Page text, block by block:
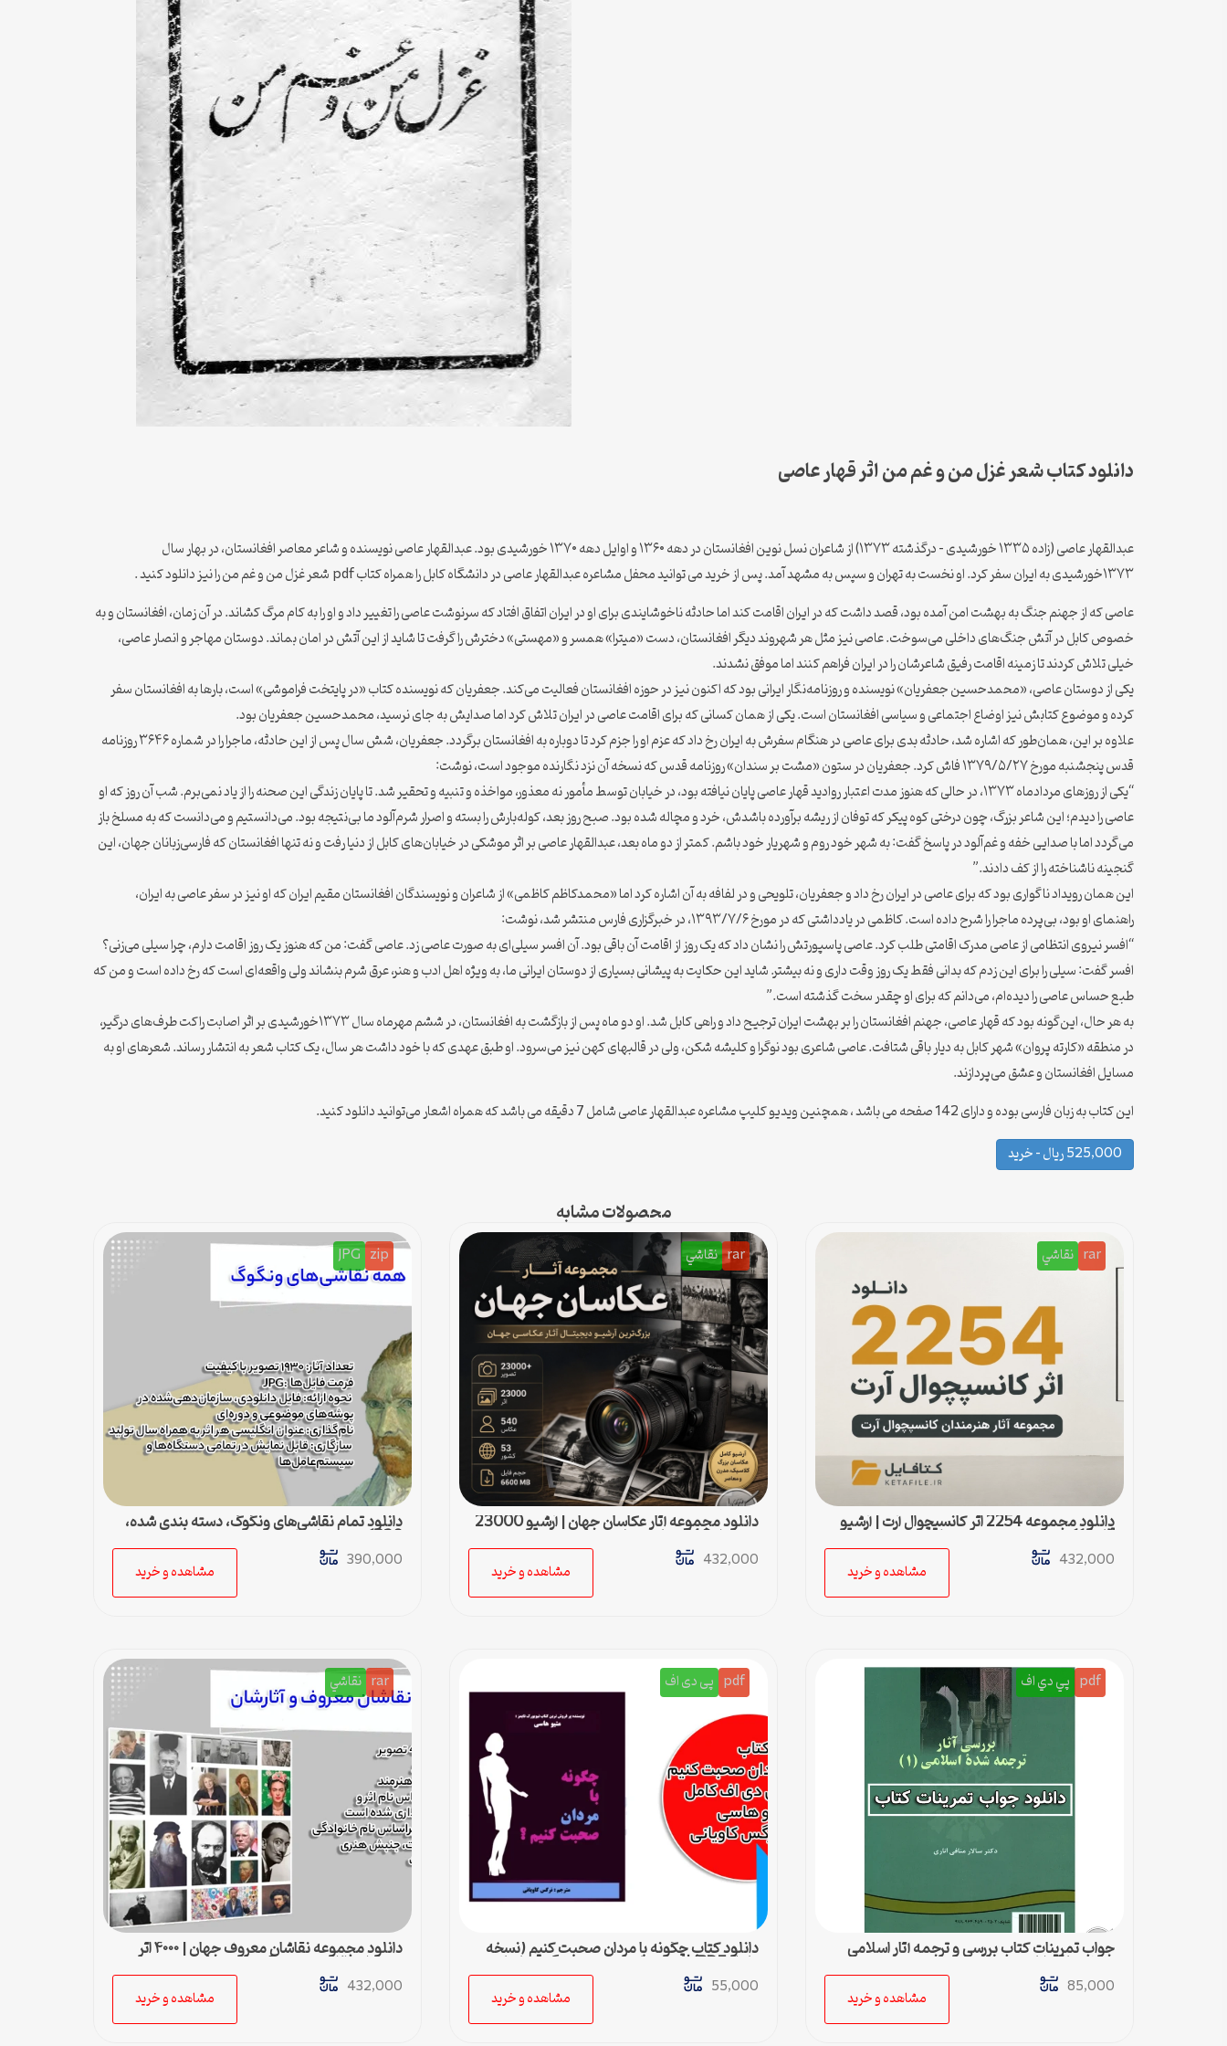
دانلود کتاب شعر غزل من و غم من اثر قهار عاصی
عبدالقهار عاصی (زاده ۱۳۳۵ خورشیدی – درگذشته ۱۳۷۳) از شاعران نسل نوین افغانستان در دهه ۱۳۶۰ و اوایل دهه ۱۳۷۰ خورشیدی بود. عبدالقهار عاصی نویسنده و شاعر معاصر افغانستان، در بهار سال
۱۳۷۳خورشیدی به ایران سفر کرد. او نخست به تهران و سپس به مشهد آمد. پس از خرید می توانید محفل مشاعره عبدالقهار عاصی در دانشگاه کابل را همراه کتاب pdf شعر غزل من و غم من را نیز دانلود کنید .
عاصی که از جهنم جنگ به بهشت امن آمده بود، قصد داشت که در ایران اقامت کند اما حادثه ناخوشایندی برای او در ایران اتفاق افتاد که سرنوشت عاصی را تغییر داد و او را به کام مرگ کشاند. در آن زمان، افغانستان و به
خصوص کابل در آتش جنگ‌های داخلی می‌سوخت. عاصی نیز مثل هر شهروند دیگر افغانستان، دست «میترا» همسر و «مهستی» دخترش را گرفت تا شاید از این آتش در امان بماند. دوستان مهاجر و انصار عاصی،
خیلی تلاش کردند تا زمینه اقامت رفیق شاعرشان را در ایران فراهم کنند اما موفق نشدند.
یکی از دوستان عاصی، «محمدحسین جعفریان» نویسنده و روزنامه‌نگار ایرانی بود که اکنون نیز در حوزه افغانستان فعالیت می‌کند. جعفریان که نویسنده کتاب «در پایتخت فراموشی» است، بارها به افغانستان سفر
کرده و موضوع کتابش نیز اوضاع اجتماعی و سیاسی افغانستان است. یکی از همان کسانی که برای اقامت عاصی در ایران تلاش کرد اما صدایش به جای نرسید، محمدحسین جعفریان بود.
علاوه بر این، همان‌طور که اشاره شد، حادثه بدی برای عاصی در هنگام سفرش به ایران رخ داد که عزم او را جزم کرد تا دوباره به افغانستان برگردد. جعفریان، شش سال پس از این حادثه، ماجرا را در شماره ۳۶۴۶ روزنامه
قدس پنجشنبه مورخ ۱۳۷۹/۵/۲۷ فاش کرد. جعفریان در ستون «مشت بر سندان» روزنامه قدس که نسخه آن نزد نگارنده موجود است، نوشت:
“یکی از روزهای مردادماه ۱۳۷۳، در حالی که هنوز مدت اعتبار روادید قهار عاصی پایان نیافته بود، در خیابان توسط مأمور نه معذور، مواخذه و تنبیه و تحقیر شد. تا پایان زندگی این صحنه را از یاد نمی‌برم. شب آن روز که او
عاصی را دیدم؛ این شاعر بزرگ، چون درختی کوه پیکر که توفان از ریشه برآورده باشدش، خرد و مچاله شده بود. صبح روز بعد، کوله‌بارش را بسته و اصرار شرم‌آلود ما بی‌نتیجه بود. می‌دانستیم و می‌دانست که به مسلخ باز
می‌گردد اما با صدایی خفه و غم‌آلود در پاسخ گفت: به شهر خود روم و شهریار خود باشم. کمتر از دو ماه بعد، عبدالقهار عاصی بر اثر موشکی در خیابان‌های کابل از دنیا رفت و نه تنها افغانستان که فارسی‌زبانان جهان، این
گنجینه ناشناخته را از کف دادند.”
این همان رویداد ناگواری بود که برای عاصی در ایران رخ داد و جعفریان، تلویحی و در لفافه به آن اشاره کرد اما «محمدکاظم کاظمی» از شاعران و نویسندگان افغانستان مقیم ایران که او نیز در سفر عاصی به ایران،
راهنمای او بود، بی‌پرده ماجرا را شرح داده است. کاظمی در یادداشتی که در مورخ ۱۳۹۳/۷/۶، در خبرگزاری فارس منتشر شد، نوشت:
“افسر نیروی انتظامی از عاصی مدرک اقامتی طلب کرد. عاصی پاسپورتش را نشان داد که یک روز از اقامت آن باقی بود. آن افسر سیلی‌ای به صورت عاصی زد. عاصی گفت: من که هنوز یک روز اقامت دارم، چرا سیلی می‌زنی؟
افسر گفت: سیلی را برای این زدم که بدانی فقط یک روز وقت داری و نه بیشتر. شاید این حکایت به پیشانی بسیاری از دوستان ایرانی‌ ما، به ویژه اهل ادب و هنر، عرق شرم بنشاند ولی واقعه‌ای است که رخ داده است و من که
طبع حساس عاصی را دیده‌ام، می‌دانم که برای او چقدر سخت گذشته است.”
به هر حال، این‌گونه بود که قهار عاصی، جهنم افغانستان را بر بهشت ایران ترجیح داد و راهی کابل شد. او دو ماه پس از بازگشت به افغانستان، در ششم مهرماه سال ۱۳۷۳خورشیدی بر اثر اصابت راکت طرف‌های درگیر،
در منطقه «کارته پروان» شهر کابل به دیار باقی شتافت. عاصی شاعری بود نوگرا و کلیشه شکن، ولی در قالبهای کهن نیز می‌سرود. او طبق عهدی که با خود داشت هر سال، یک کتاب شعر به انتشار رساند. شعرهای او به
مسایل افغانستان و عشق می‌پردازند.
این کتاب به زبان فارسی بوده و دارای 142 صفحه می باشد ، همچنین ویدیو کلیپ مشاعره عبدالقهار عاصی شامل 7 دقیقه می باشد که همراه اشعار می‌توانید دانلود کنید.
525,000 ریال – خرید
محصولات مشابه
rar نقاشي
دانلود مجموعه 2254 اثر کانسپچوال آرت | آرشیو
آثار 114 هنرمند برجسته هنر مفهومی
432,000
مشاهده و خرید
rar نقاشي
دانلود مجموعه آثار عکاسان جهان | آرشیو 23000
عکس از 540 عکاس مطرح دنیا
432,000
مشاهده و خرید
zip
JPG
دانلود تمام نقاشی‌های ونگوگ، دسته بندی شده،
1930 تصویر با کیفیت
390,000
مشاهده و خرید
pdf پي دي اف
جواب تمرینات کتاب بررسی و ترجمه آثار اسلامی
سالار منافی اناری
85,000
مشاهده و خرید
pdf پی دی اف
دانلود کتاب چگونه با مردان صحبت کنیم (نسخه
کامل PDF) | متیو هاسی – مترجم نرگس کاویانی
55,000
مشاهده و خرید
rar نقاشي
دانلود مجموعه نقاشان معروف جهان | ۴۰۰۰ اثر
هنری از ۲۲۰ هنرمند بزرگ
432,000
مشاهده و خرید